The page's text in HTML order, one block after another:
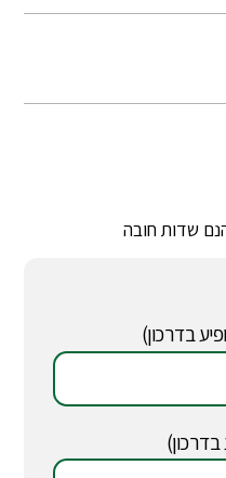
שדות חובה
בדרכון)
בדרכון)